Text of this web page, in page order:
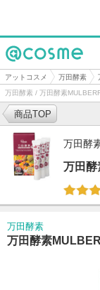
@cosme
アットコスメ 万田酵素
万田酵素 / 万田酵素
商品TOP
万田酵
万田
万田酵素
万田酵素